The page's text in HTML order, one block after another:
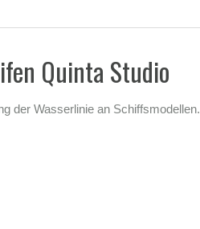
Quinta Studio
der Wasserlinie an Schiffsmodellen.